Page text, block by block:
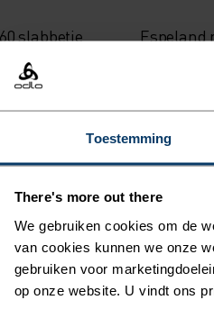
Toestemming
There's more out there
We gebruiken cookies om de
van cookies kunnen we onze
gebruiken voor
op onze website. U vindt ons
slabbetje
Espeland
€27,95
-30%
% %
High Pile